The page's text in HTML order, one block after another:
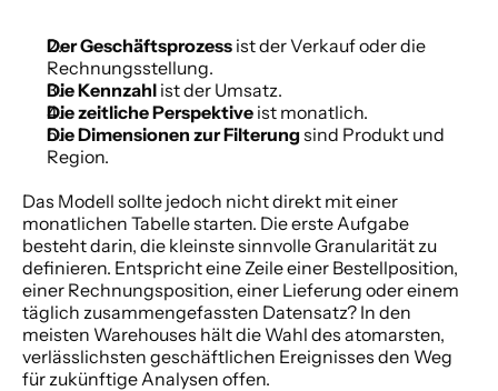
Der Geschäftsprozess ist der Verkauf oder die
Rechnungsstellung.
Die Kennzahl ist der Umsatz.
Die zeitliche Perspektive ist monatlich.
Die Dimensionen zur Filterung sind Produkt und
Region.
Das Modell sollte jedoch nicht direkt mit einer
monatlichen Tabelle starten. Die erste Aufgabe
besteht darin, die kleinste sinnvolle Granularität zu
definieren. Entspricht eine Zeile einer Bestellposition,
einer Rechnungsposition, einer Lieferung oder einem
täglich zusammengefassten Datensatz? In den
meisten Warehouses hält die Wahl des atomarsten,
verlässlichsten geschäftlichen Ereignisses den Weg
für zukünftige Analysen offen.